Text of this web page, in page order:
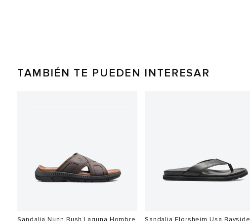
TAMBIÉN TE PUEDEN INTERESAR
Sandalia Nunn Bush Laguna Hombre Sandalia Florsheim Usa Bayside